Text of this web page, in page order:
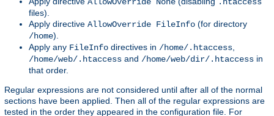
files).
Apply directive AllowOverride FileInfo (for directory
/home).
Apply any FileInfo directives in /home/.htaccess
/home/web/.htaccess and /home/web/dir/.htaccess in
that order.
Regular expressions are not considered until after all of the normal
sections have been applied. Then all of the regular expressions are
tested in the order they appeared in the configuration file. For